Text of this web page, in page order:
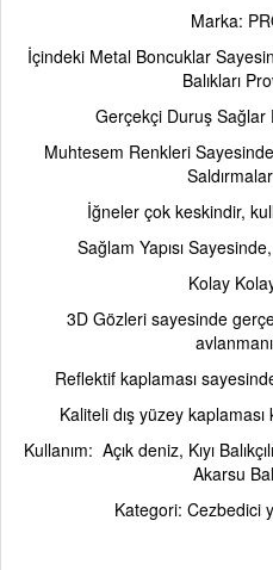
Marka: PR
İçindeki Metal Boncuklar
Balıkları
Gerçekçi Duruş Sağlar
Muhtesem Renkleri
İğneler çok keskindir,
Sağlam Yapısı
Kolay
3D Gözleri sayesinde
Reflektif kaplaması
Kaliteli dış yüzey
Kullanım: Açık deniz, Kıyı
Akarsu
Kategori: Cezbedici